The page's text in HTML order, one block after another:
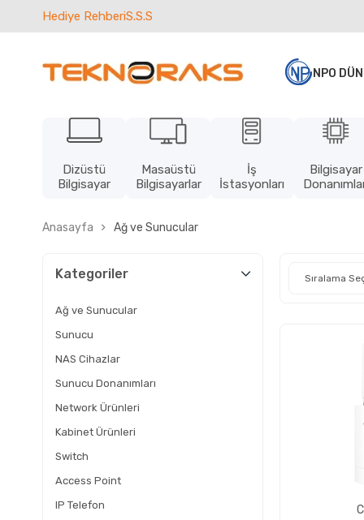
Hediye RehberiS.S.S
NPO
Dizüstü
Bilgisayar
Masaüstü
Bilgisayarlar
İş
İstasyonları
Bilgisayar
Anasayfa Ağ ve Sunucular
Kategoriler
Ağ ve Sunucular
Sunucu
NAS Cihazlar
Sunucu Donanımları
Network Ürünleri
Kabinet Ürünleri
Switch
Access Point
IP Telefon